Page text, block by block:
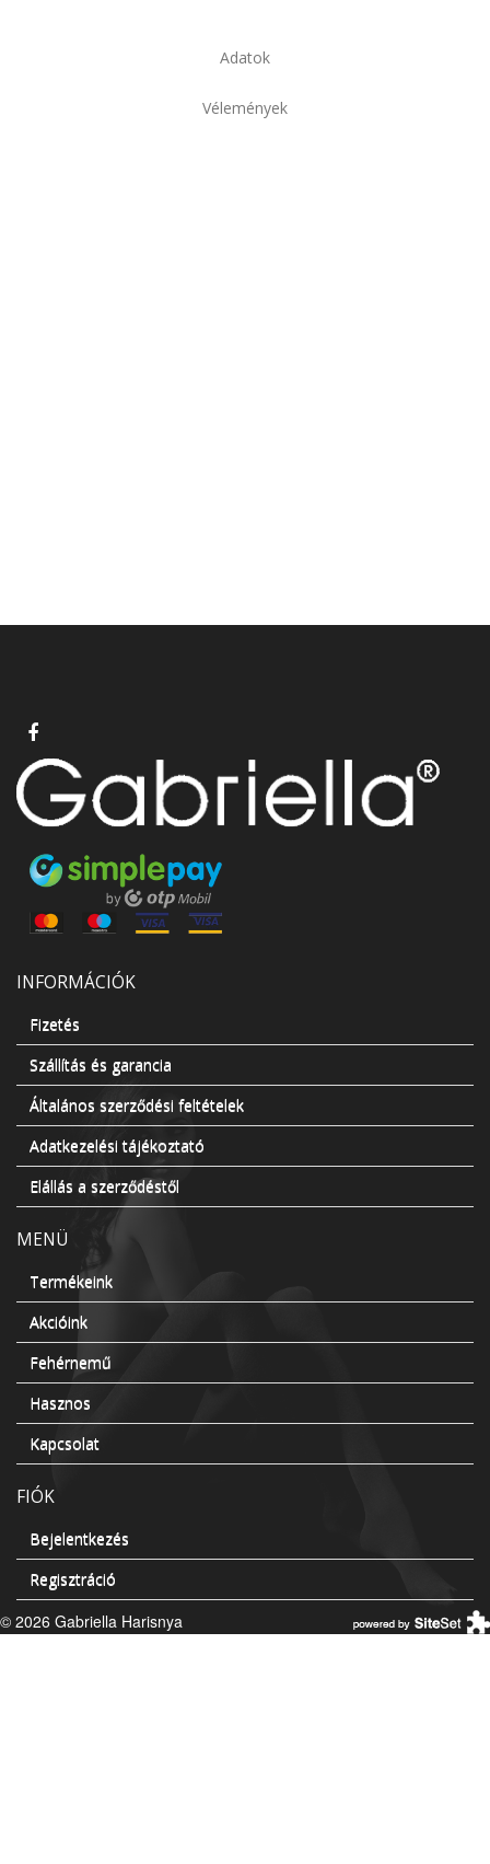
Adatok
Vélemények
INFORMÁCIÓK
Fizetés
Szállítás és garancia
Általános szerződési feltételek
Adatkezelési tájékoztató
Elállás a szerződéstől
MENÜ
Termékeink
Akcióink
Fehérnemű
Hasznos
Kapcsolat
FIÓK
Bejelentkezés
Regisztráció
© 2026 Gabriella Harisnya